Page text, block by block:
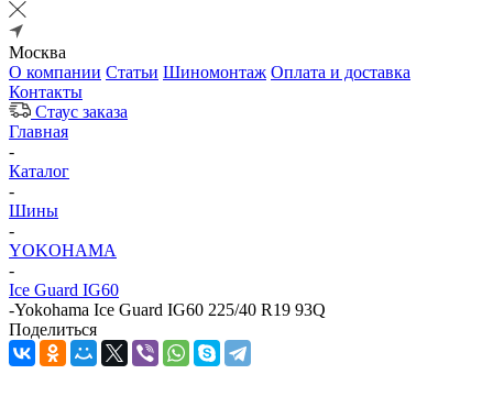
Москва
О компании Статьи Шиномонтаж Оплата и доставка
Контакты
Стаус заказа
Главная
-
Каталог
-
Шины
-
YOKOHAMA
-
Ice Guard IG60
-Yokohama Ice Guard IG60 225/40 R19 93Q
Поделиться